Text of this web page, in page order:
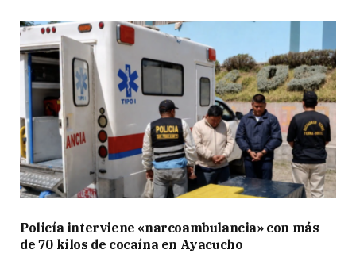
Policía interviene «narcoambulancia» con más
de 70 kilos de cocaína en Ayacucho